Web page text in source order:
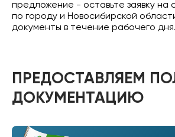
предложение - оставьте заявку на
по городу и Новосибирской
документы в течение рабочего дня.
ПРЕДОСТАВЛЯЕМ
ДОКУМЕНТАЦИЮ